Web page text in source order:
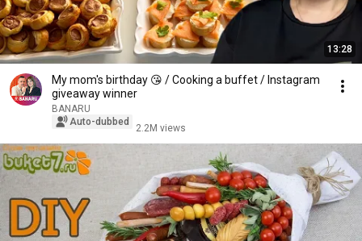
13:28
My mom's birthday 😘 / Cooking a buffet / Instagram
giveaway winner
BANARU
Auto-dubbed
2.2M views